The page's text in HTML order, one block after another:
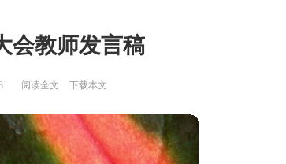
会教师发言稿
阅读全文 下载本文